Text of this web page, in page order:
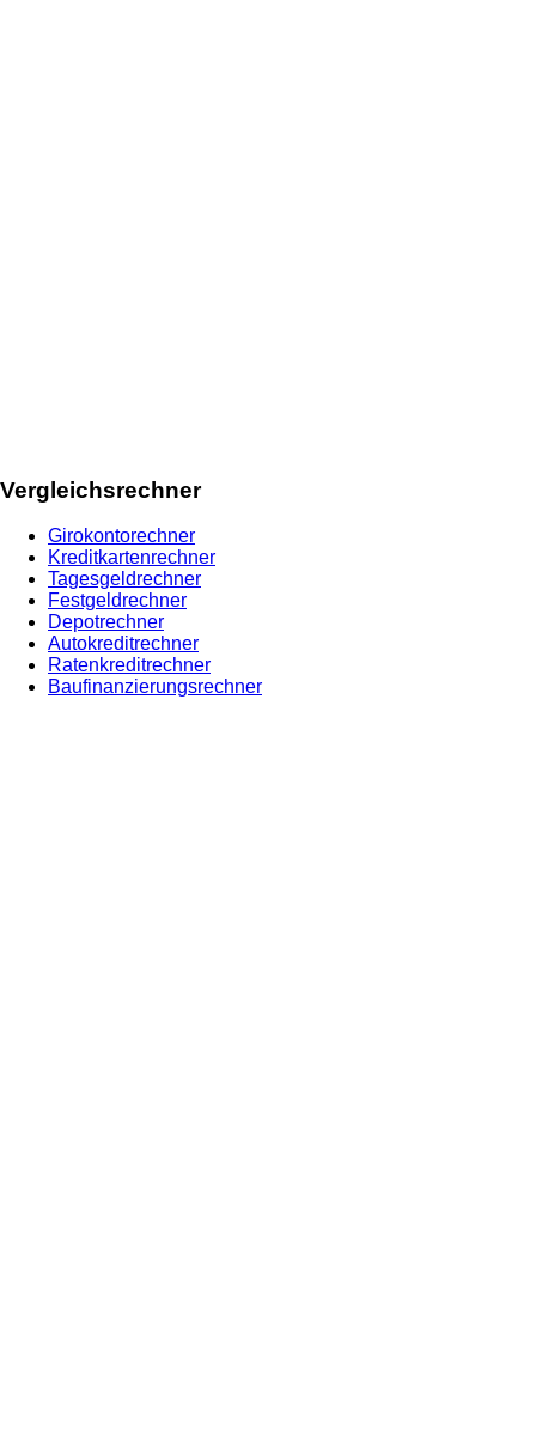
Vergleichsrechner
Girokontorechner
Kreditkartenrechner
Tagesgeldrechner
Festgeldrechner
Depotrechner
Autokreditrechner
Ratenkreditrechner
Baufinanzierungsrechner